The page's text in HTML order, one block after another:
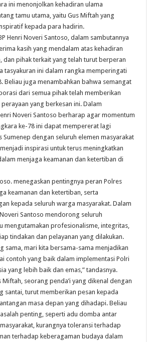
ini menonjolkan kehadiran ulama
tamu utama, yaitu Gus Miftah yang
kepada para hadirin.
Henri Noveri Santoso, dalam sambutannya
kasih yang mendalam atas kehadiran
dan pihak terkait yang telah turut berperan
tasyakuran ini dalam rangka memperingati
Beliau juga menambahkan bahwa semangat
dari semua pihak telah memberikan
yang berkesan ini. Dalam
Noveri Santoso berharap agar momentum
ke-78 ini dapat mempererat lagi
Sumenep dengan seluruh elemen masyarakat
inspirasi untuk terus meningkatkan
menjaga keamanan dan ketertiban di
menegaskan pentingnya peran Polres
keamanan dan ketertiban, serta
kepada seluruh warga masyarakat. Dalam
Noveri Santoso mendorong seluruh
mengutamakan profesionalisme, integritas,
tindakan dan pelayanan yang dilakukan.
sama, mari kita bersama-sama menjadikan
contoh yang baik dalam implementasi Polri
yang lebih baik dan emas,” tandasnya.
Miftah, seorang penda’i yang dikenal dengan
santai, turut memberikan pesan kepada
masa depan yang dihadapi. Beliau
penting, seperti adu domba antar
kurangnya toleransi terhadap
terhadap keberagaman budaya dalam